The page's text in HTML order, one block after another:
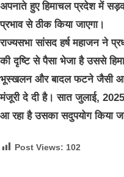
अपनाते हुए हिमाचल प्रदेश में
प्रभाव से ठीक किया जाएगा।
राज्यसभा सांसद हर्ष महाजन ने
की दृष्टि से पैसा भेजा है उससे
भूस्खलन और बादल फटने जैसी
मंजूरी दे दी है। सात जुलाई,
आ रहा है उसका सदुपयोग किया
Post Views: 102